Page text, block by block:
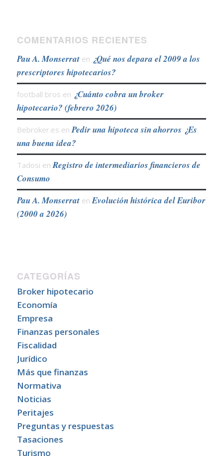
COMENTARIOS RECIENTES
Pau A. Monserraten ¿Qué nos depara el 2009 a los
prescriptores hipotecarios?
football bros en ¿Cuánto cobra un broker
hipotecario? (febrero 2026)
Bebroker.es en Pedir una hipoteca sin ahorros ¿Es
una buena idea?
Tadosi en Registro de intermediarios financieros de
Consumo
Pau A. Monserraten Evolución histórica del Euribor
(2000 a 2026)
CATEGORÍAS
Broker hipotecario
Economía
Empresa
Finanzas personales
Fiscalidad
Jurídico
Más que finanzas
Normativa
Noticias
Peritajes
Preguntas y respuestas
Tasaciones
Turismo